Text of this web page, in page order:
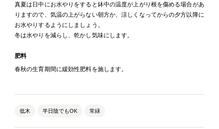
真夏は日中にお水やりをすると鉢中の温度が上がり根を傷める場合があ
りますので、気温の上がらない朝方か、涼しくなってからの夕方以降に
お水やりするようにしましょう。
冬は水やりを減らし、乾かし気味にします。
肥料
春秋の生育期間に緩効性肥料を施します。
低木 半日陰でもOK 常緑